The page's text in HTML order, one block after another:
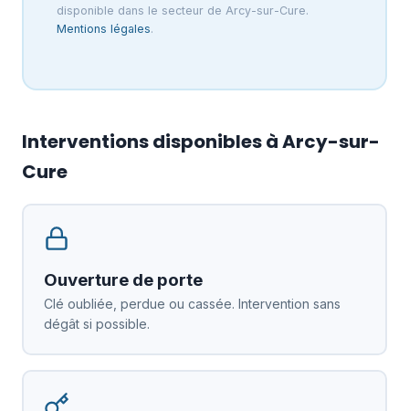
disponible dans le secteur de Arcy-sur-Cure.
Mentions légales.
Interventions disponibles à Arcy-sur-
Cure
Ouverture de porte
Clé oubliée, perdue ou cassée. Intervention sans
dégât si possible.